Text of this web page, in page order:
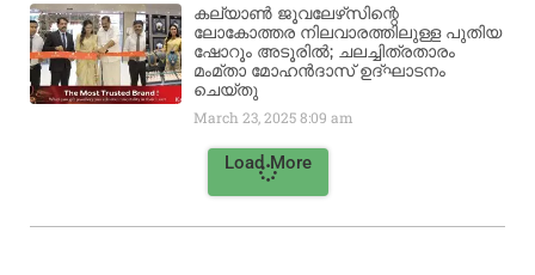
കല്യാൺ ജൂവലേഴ്‌സിന്റെ
ലോകോത്തര നിലവാരത്തിലുള്ള പുതിയ
ഷോറൂം അടൂരിൽ; ചലച്ചിത്രതാരം
മംമ്താ മോഹൻദാസ് ഉദ്ഘാടനം
ചെയ്‌തു
March 23, 20258:09 am
Load More